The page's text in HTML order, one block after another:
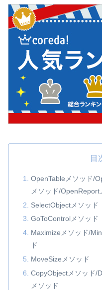
目
OpenTableメソッド/
メソッド/OpenReport
SelectObjectメソッド
GoToControlメソッド
Maximizeメソッド/
ド
MoveSizeメソッド
CopyObjectメソッド/
メソッド